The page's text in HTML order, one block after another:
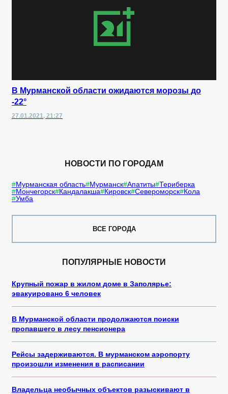
В Мурманской области ожидаются морозы до
-22°
27.01.2021, 21:27
НОВОСТИ ПО ГОРОДАМ
Мурманская область Мурманск Апатиты Териберка
Мончегорск Кандалакша Кировск Североморск Кола
Умба
ВСЕ ГОРОДА
ПОПУЛЯРНЫЕ НОВОСТИ
Крупный пожар в жилом доме в Заполярье:
эвакуировано 6 человек
В Мурманской области продолжаются поиски
пропавшего в лесу пенсионера
Рейсы задерживаются. В мурманском аэропорту
произошли изменения в расписании
Владельца необычных объектов разыскивают в